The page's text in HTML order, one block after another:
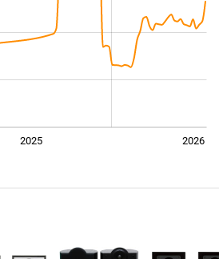
2025 2026